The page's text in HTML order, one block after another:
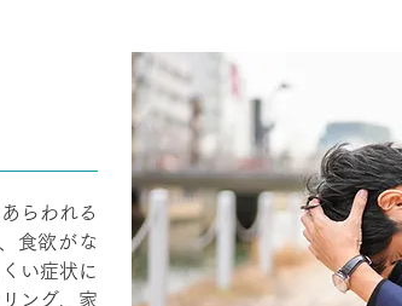
らわれる
食欲がな
い症状に
ング、家